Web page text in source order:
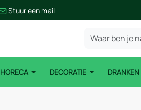
Stuur een mail
HORECA DECORATIE DRANKEN